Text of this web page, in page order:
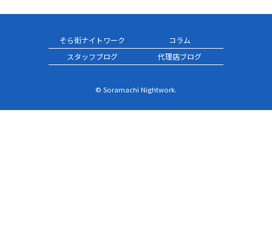
そら街ナイトワーク
コラム
スタッフブログ
代理店ブログ
© Soramachi Nightwork.